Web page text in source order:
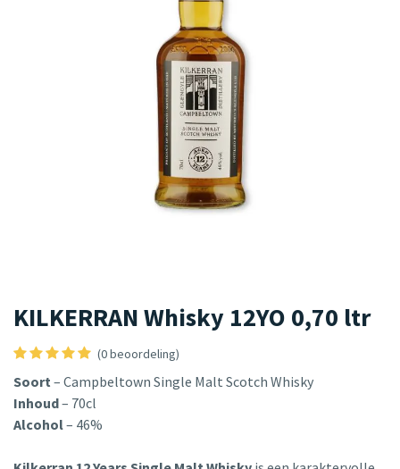
KILKERRAN Whisky 12YO 0,70 ltr
(0 beoordeling)
Soort– Campbeltown Single Malt Scotch Whisky
Inhoud– 70cl
Alcohol– 46%